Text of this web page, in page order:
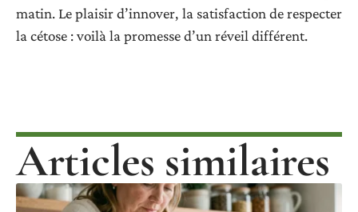
matin. Le plaisir d’innover, la satisfaction de respecter
la cétose : voilà la promesse d’un réveil différent.
Articles similaires